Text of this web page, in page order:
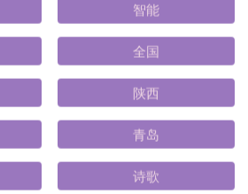
智能
全国
陕西
青岛
诗歌